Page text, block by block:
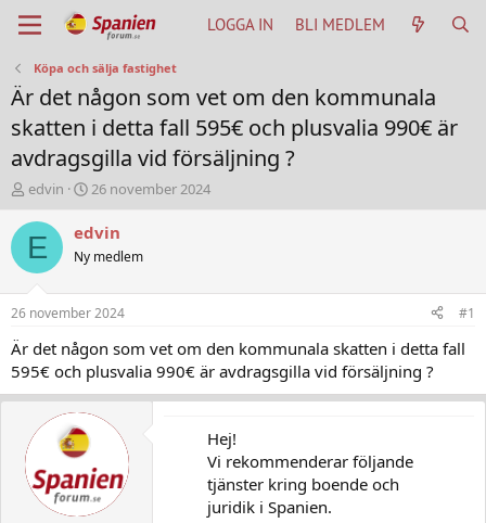
LOGGA IN BLI MEDLEM
Köpa och sälja fastighet
Är det någon som vet om den kommunala
skatten i detta fall 595€ och plusvalia 990€ är
avdragsgilla vid försäljning ?
T
h
r
e
t
a
r
t
e
edvin
S
t
a
t
a
t
u
m
26 november 2024
E edvin
Ny medlem
26 november 2024 #1
Är det någon som vet om den kommunala skatten i detta fall
595€ och plusvalia 990€ är avdragsgilla vid försäljning ?
Hej!
Vi rekommenderar följande
tjänster kring boende och
juridik i Spanien.